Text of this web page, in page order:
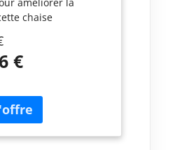
améliorer la
chaise
acier robuste,
supporter jusqu'à
Sa solidité lui permet
heures d'utilisation,
le travail à domicile
Ajustabilité
€